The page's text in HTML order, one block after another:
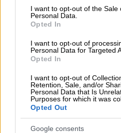
consent section.
I want to opt-out of the Sale
Personal Data.
Opted In
I want to opt-out of
Personal Data for Targeted
Opted In
I want to opt-out of
Retention, Sale, and/or
Personal Data that Is
Purposes for which it was
Opted Out
Google consents
το είχε παραχωρήσει ο
ξενοδοχείου, έναντι
αμοιβής, για να
ζωηρό, γάβγιζε συχνά
πατέρας μου.
Τις
θα είχαν πάει κάπου μαζί
λέει στοethnos.grο
ειδικός συνεργάτης
Πηλίου.